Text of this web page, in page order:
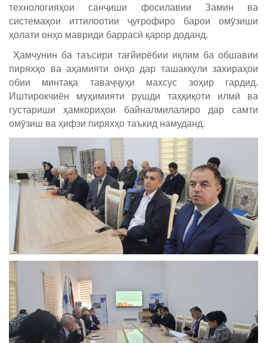
технологияҳои санҷиши фосилавии Замин ва
системаҳои иттилоотии ҷуғрофиро барои омӯзиши
ҳолати онҳо мавриди баррасӣ қарор доданд.
Ҳамчунин ба таъсири тағйирёбии иқлим ба обшавии
пиряхҳо ва аҳамияти онҳо дар ташаккули захираҳои
обии минтақа таваҷҷуҳи махсус зоҳир гардид.
Иштирокчиён муҳимияти рушди таҳқиқоти илмӣ ва
густариши ҳамкориҳои байналмилалиро дар самти
омӯзиш ва ҳифзи пиряхҳо таъкид намуданд.